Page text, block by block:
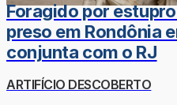
Foragido por
preso em Rondônia
conjunta com o RJ
ARTIFÍCIO DESCOBERTO